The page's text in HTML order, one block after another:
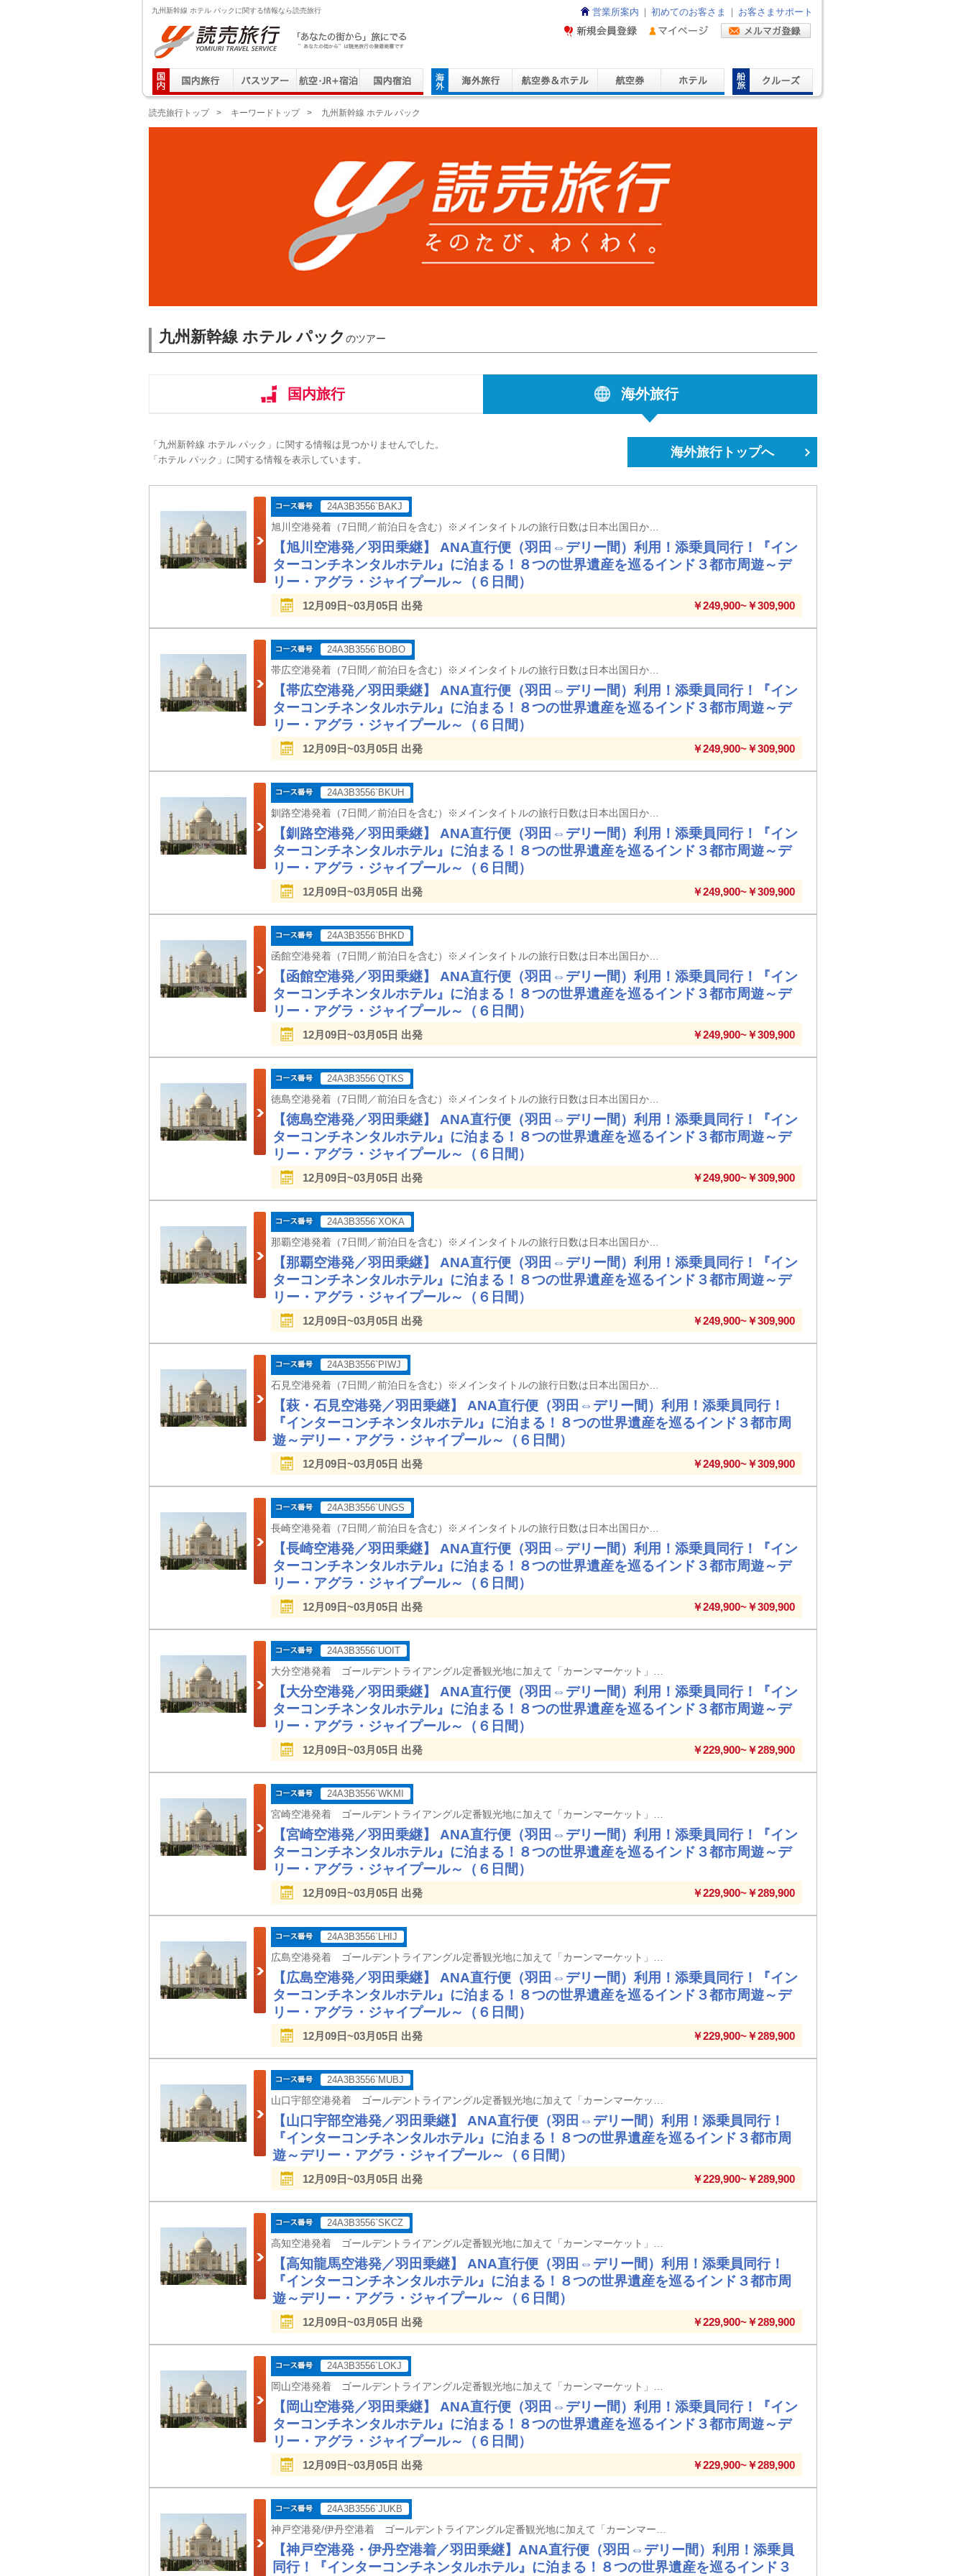
九州新幹線 ホテル パックに関する情報なら読売旅行
読売旅行 「あなたの街から」旅にでる｜Yomiuri Travel Service
営業所案内 初めてのお客さま お客さまサポート
読売旅行トップ > キーワードトップ > 九州新幹線 ホテル パック
九州新幹線 ホテル パック のツアー
国内旅行 海外旅行
「九州新幹線 ホテル パック」に関する情報は見つかりませんでした。
「ホテル パック」に関する情報を表示しています。
海外旅行トップへ
24A3B3556`BAKJ
【旭川空港発／羽田乗継】 ANA直行便（羽田⇔デリー間）利用！添乗員同行！『イン
ターコンチネンタルホテル』に泊まる！８つの世界遺産を巡るインド３都市周遊～デ
リー・アグラ・ジャイプール～（６日間）
12月09日~03月05日 出発 ￥249,900~￥309,900
24A3B3556`BOBO
【帯広空港発／羽田乗継】 ANA直行便（羽田⇔デリー間）利用！添乗員同行！『イン
ターコンチネンタルホテル』に泊まる！８つの世界遺産を巡るインド３都市周遊～デ
リー・アグラ・ジャイプール～（６日間）
12月09日~03月05日 出発 ￥249,900~￥309,900
24A3B3556`BKUH
【釧路空港発／羽田乗継】 ANA直行便（羽田⇔デリー間）利用！添乗員同行！『イン
ターコンチネンタルホテル』に泊まる！８つの世界遺産を巡るインド３都市周遊～デ
リー・アグラ・ジャイプール～（６日間）
12月09日~03月05日 出発 ￥249,900~￥309,900
24A3B3556`BHKD
【函館空港発／羽田乗継】 ANA直行便（羽田⇔デリー間）利用！添乗員同行！『イン
ターコンチネンタルホテル』に泊まる！８つの世界遺産を巡るインド３都市周遊～デ
リー・アグラ・ジャイプール～（６日間）
12月09日~03月05日 出発 ￥249,900~￥309,900
24A3B3556`QTKS
【徳島空港発／羽田乗継】 ANA直行便（羽田⇔デリー間）利用！添乗員同行！『イン
ターコンチネンタルホテル』に泊まる！８つの世界遺産を巡るインド３都市周遊～デ
リー・アグラ・ジャイプール～（６日間）
12月09日~03月05日 出発 ￥249,900~￥309,900
24A3B3556`XOKA
【那覇空港発／羽田乗継】 ANA直行便（羽田⇔デリー間）利用！添乗員同行！『イン
ターコンチネンタルホテル』に泊まる！８つの世界遺産を巡るインド３都市周遊～デ
リー・アグラ・ジャイプール～（６日間）
12月09日~03月05日 出発 ￥249,900~￥309,900
24A3B3556`PIWJ
【萩・石見空港発／羽田乗継】 ANA直行便（羽田⇔デリー間）利用！添乗員同行！
『インターコンチネンタルホテル』に泊まる！８つの世界遺産を巡るインド３都市周
遊～デリー・アグラ・ジャイプール～（６日間）
12月09日~03月05日 出発 ￥249,900~￥309,900
24A3B3556`UNGS
【長崎空港発／羽田乗継】 ANA直行便（羽田⇔デリー間）利用！添乗員同行！『イン
ターコンチネンタルホテル』に泊まる！８つの世界遺産を巡るインド３都市周遊～デ
リー・アグラ・ジャイプール～（６日間）
12月09日~03月05日 出発 ￥249,900~￥309,900
24A3B3556`UOIT
【大分空港発／羽田乗継】 ANA直行便（羽田⇔デリー間）利用！添乗員同行！『イン
ターコンチネンタルホテル』に泊まる！８つの世界遺産を巡るインド３都市周遊～デ
リー・アグラ・ジャイプール～（６日間）
12月09日~03月05日 出発 ￥229,900~￥289,900
24A3B3556`WKMI
【宮崎空港発／羽田乗継】 ANA直行便（羽田⇔デリー間）利用！添乗員同行！『イン
ターコンチネンタルホテル』に泊まる！８つの世界遺産を巡るインド３都市周遊～デ
リー・アグラ・ジャイプール～（６日間）
12月09日~03月05日 出発 ￥229,900~￥289,900
24A3B3556`LHIJ
【広島空港発／羽田乗継】 ANA直行便（羽田⇔デリー間）利用！添乗員同行！『イン
ターコンチネンタルホテル』に泊まる！８つの世界遺産を巡るインド３都市周遊～デ
リー・アグラ・ジャイプール～（６日間）
12月09日~03月05日 出発 ￥229,900~￥289,900
24A3B3556`MUBJ
【山口宇部空港発／羽田乗継】 ANA直行便（羽田⇔デリー間）利用！添乗員同行！
『インターコンチネンタルホテル』に泊まる！８つの世界遺産を巡るインド３都市周
遊～デリー・アグラ・ジャイプール～（６日間）
12月09日~03月05日 出発 ￥229,900~￥289,900
24A3B3556`SKCZ
【高知龍馬空港発／羽田乗継】 ANA直行便（羽田⇔デリー間）利用！添乗員同行！
『インターコンチネンタルホテル』に泊まる！８つの世界遺産を巡るインド３都市周
遊～デリー・アグラ・ジャイプール～（６日間）
12月09日~03月05日 出発 ￥229,900~￥289,900
24A3B3556`LOKJ
【岡山空港発／羽田乗継】 ANA直行便（羽田⇔デリー間）利用！添乗員同行！『イン
ターコンチネンタルホテル』に泊まる！８つの世界遺産を巡るインド３都市周遊～デ
リー・アグラ・ジャイプール～（６日間）
12月09日~03月05日 出発 ￥229,900~￥289,900
24A3B3556`JUKB
【神戸空港発・伊丹空港着／羽田乗継】ANA直行便（羽田⇔デリー間）利用！添乗員
同行！『インターコンチネンタルホテル』に泊まる！８つの世界遺産を巡るインド３